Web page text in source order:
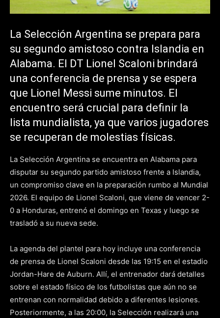
La Selección Argentina se prepara para
su segundo amistoso contra Islandia en
Alabama. El DT Lionel Scaloni brindará
una conferencia de prensa y se espera
que Lionel Messi sume minutos. El
encuentro será crucial para definir la
lista mundialista, ya que varios jugadores
se recuperan de molestias físicas.
La Selección Argentina se encuentra en Alabama para
disputar su segundo partido amistoso frente a Islandia,
un compromiso clave en la preparación rumbo al Mundial
2026. El equipo de Lionel Scaloni, que viene de vencer 2-
0 a Honduras, entrenó el domingo en Texas y luego se
trasladó a su nueva sede.
La agenda del plantel para hoy incluye una conferencia
de prensa de Lionel Scaloni desde las 19:15 en el estadio
Jordan-Hare de Auburn. Allí, el entrenador dará detalles
sobre el estado físico de los futbolistas que aún no se
entrenan con normalidad debido a diferentes lesiones.
Posteriormente, a las 20:00, la Selección realizará una